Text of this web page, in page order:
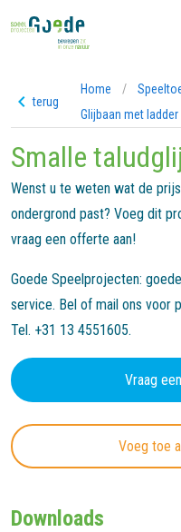
terug
Home /
Glijbaan met ladder
Smalle
Wenst u te weten wat de
ondergrond past? Voeg dit
vraag een offerte aan!
Goede Speelprojecten:
service. Bel of mail ons voor
Tel. +31 13 4551605.
Vraag
Voeg toe
Downloads